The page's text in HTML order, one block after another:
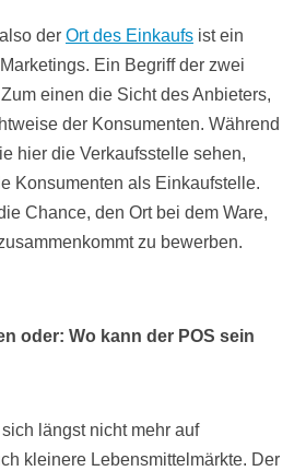
der Ort des Einkaufs ist ein
Ein Begriff der zwei
einen die Sicht des Anbieters,
der Konsumenten. Während
hier die Verkaufsstelle sehen,
Konsumenten als Einkaufstelle.
Chance, den Ort bei dem Ware,
zu bewerben.
oder: Wo kann der POS sein
längst nicht mehr auf
kleinere Lebensmittelmärkte. Der